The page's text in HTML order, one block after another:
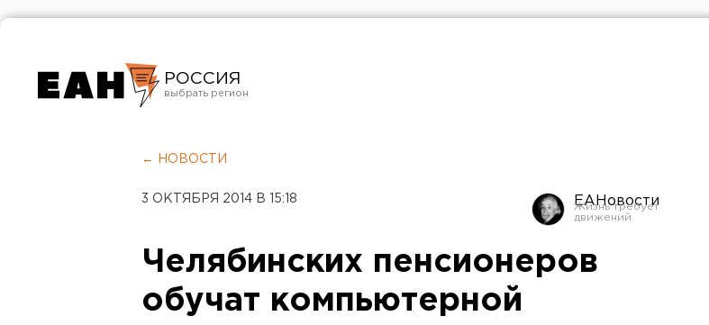
РОССИЯ
Челябинск
← НОВОСТИ
3 ОКТЯБРЯ 2014 В 15:18 ЕАНовости
Челябинских пенсионеров
обучат компьютерной